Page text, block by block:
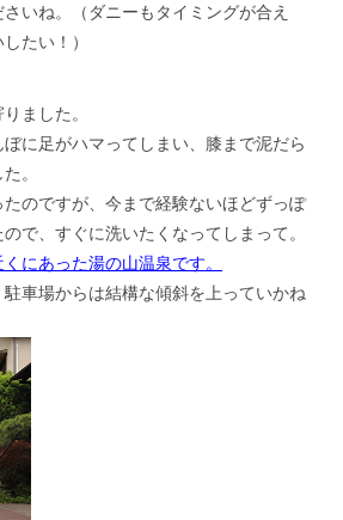
いね。（ダニーもタイミングが合え
たい！）
ました。
に足がハマってしまい、膝まで泥だら
。
のですが、今まで経験ないほどずっぽ
で、すぐに洗いたくなってしまって。
にあった湯の山温泉です。
車場からは結構な傾斜を上っていかね